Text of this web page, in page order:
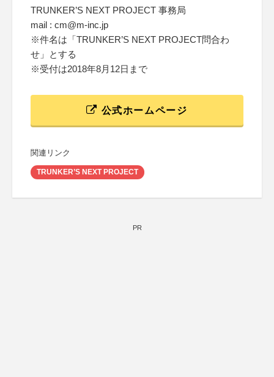
TRUNKER’S NEXT PROJECT 事務局
mail : cm@m-inc.jp
※件名は「TRUNKER’S NEXT PROJECT問合わ
せ」とする
※受付は2018年8月12日まで
公式ホームページ
関連リンク
TRUNKER’S NEXT PROJECT
PR